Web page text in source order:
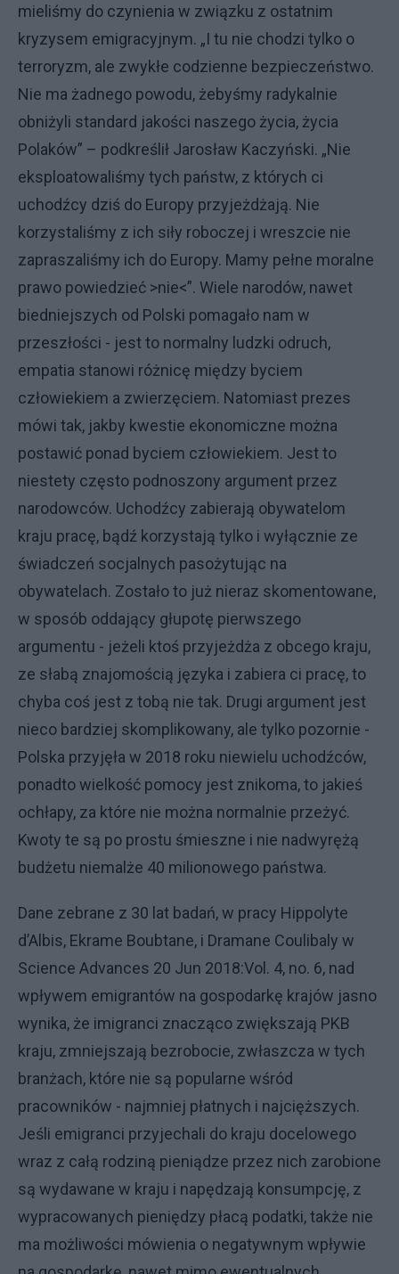
mieliśmy do czynienia w związku z ostatnim
kryzysem emigracyjnym. „I tu nie chodzi tylko o
terroryzm, ale zwykłe codzienne bezpieczeństwo.
Nie ma żadnego powodu, żebyśmy radykalnie
obniżyli standard jakości naszego życia, życia
Polaków” – podkreślił Jarosław Kaczyński. „Nie
eksploatowaliśmy tych państw, z których ci
uchodźcy dziś do Europy przyjeżdżają. Nie
korzystaliśmy z ich siły roboczej i wreszcie nie
zapraszaliśmy ich do Europy. Mamy pełne moralne
prawo powiedzieć >nie<”. Wiele narodów, nawet
biedniejszych od Polski pomagało nam w
przeszłości - jest to normalny ludzki odruch,
empatia stanowi różnicę między byciem
człowiekiem a zwierzęciem. Natomiast prezes
mówi tak, jakby kwestie ekonomiczne można
postawić ponad byciem człowiekiem. Jest to
niestety często podnoszony argument przez
narodowców. Uchodźcy zabierają obywatelom
kraju pracę, bądź korzystają tylko i wyłącznie ze
świadczeń socjalnych pasożytując na
obywatelach. Zostało to już nieraz skomentowane,
w sposób oddający głupotę pierwszego
argumentu - jeżeli ktoś przyjeżdża z obcego kraju,
ze słabą znajomością języka i zabiera ci pracę, to
chyba coś jest z tobą nie tak. Drugi argument jest
nieco bardziej skomplikowany, ale tylko pozornie -
Polska przyjęła w 2018 roku niewielu uchodźców,
ponadto wielkość pomocy jest znikoma, to jakieś
ochłapy, za które nie można normalnie przeżyć.
Kwoty te są po prostu śmieszne i nie nadwyrężą
budżetu niemalże 40 milionowego państwa.
Dane zebrane z 30 lat badań, w pracy Hippolyte
d’Albis, Ekrame Boubtane, i Dramane Coulibaly w
Science Advances 20 Jun 2018:Vol. 4, no. 6, nad
wpływem emigrantów na gospodarkę krajów jasno
wynika, że imigranci znacząco zwiększają PKB
kraju, zmniejszają bezrobocie, zwłaszcza w tych
branżach, które nie są popularne wśród
pracowników - najmniej płatnych i najcięższych.
Jeśli emigranci przyjechali do kraju docelowego
wraz z całą rodziną pieniądze przez nich zarobione
są wydawane w kraju i napędzają konsumpcję, z
wypracowanych pieniędzy płacą podatki, także nie
ma możliwości mówienia o negatywnym wpływie